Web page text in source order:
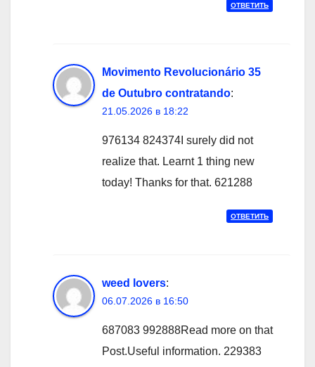
ОТВЕТИТЬ
Movimento Revolucionário 35
de Outubro contratando:
21.05.2026 в 18:22
976134 824374I surely did not
realize that. Learnt 1 thing new
today! Thanks for that. 621288
ОТВЕТИТЬ
weed lovers:
06.07.2026 в 16:50
687083 992888Read more on that
Post.Useful information. 229383